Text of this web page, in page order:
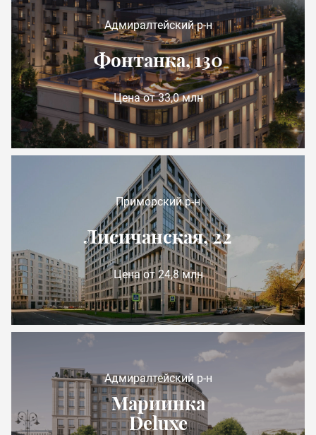
Адмиралтейский р-н
Фонтанка, 130
Цена от 33,0 млн
Приморский р-н
Лисичанская, 22
Цена от 24,8 млн
Адмиралтейский р-н
Мариинка
Deluxe